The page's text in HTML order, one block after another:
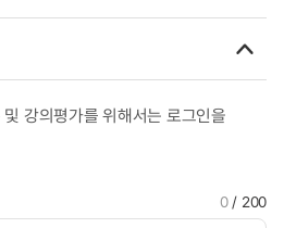
in social welfare program
강의평가를 위해서는 로그인을
0/ 200